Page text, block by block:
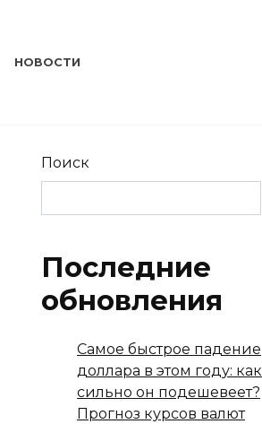
НОВОСТИ
Поиск
Последние
обновления
Самое быстрое падение
доллара в этом году: как
сильно он подешевеет?
Прогноз курсов валют